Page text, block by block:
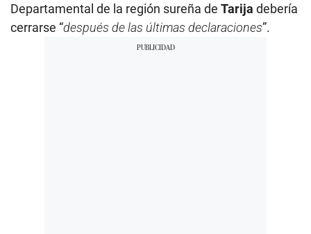
Departamental de la región sureña de Tarija debería
cerrarse “después de las últimas declaraciones”.